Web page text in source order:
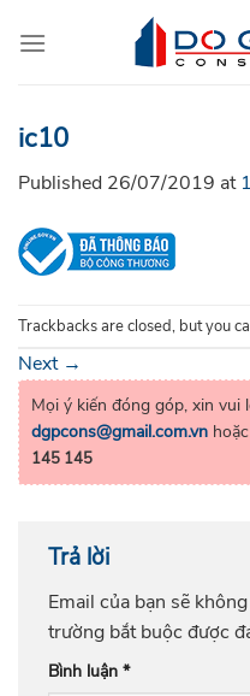
ic10
Published 26/07/2019 at
Trackbacks are closed, but you
Next →
Mọi ý kiến đóng góp, xin vui
dgpcons@gmail.com.vn
145 145
Trả lời
Email của bạn sẽ
trường bắt buộc được
Bình luận *